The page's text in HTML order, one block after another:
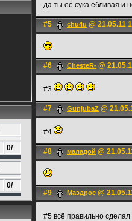
0/
0/
да ты её сука ебливая и
#5 chu4u @ 21.05.11
#6 ChesteR- @
#3
#7 GunjubaZ @
#4
#8 маладой @
#9 Маэдрос @
#5 всё правильно сделал